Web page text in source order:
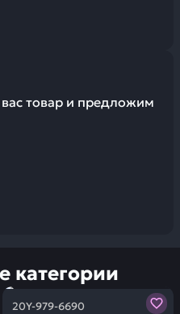
товар и предложим
категории
вы получаете гарантию
20Y-979-6690
Заказывая запчасти у